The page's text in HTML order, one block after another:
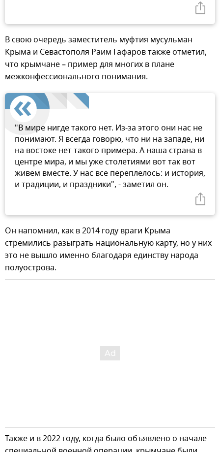
В свою очередь заместитель муфтия мусульман
Крыма и Севастополя Раим Гафаров также отметил,
что крымчане – пример для многих в плане
межконфессионального понимания.
"В мире нигде такого нет. Из-за этого они нас не
понимают. Я всегда говорю, что ни на западе, ни
на востоке нет такого примера. А наша страна в
центре мира, и мы уже столетиями вот так вот
живем вместе. У нас все переплелось: и история,
и традиции, и праздники", - заметил он.
Он напомнил, как в 2014 году враги Крыма
стремились разыграть национальную карту, но у них
это не вышло именно благодаря единству народа
полуострова.
Также и в 2022 году, когда было объявлено о начале